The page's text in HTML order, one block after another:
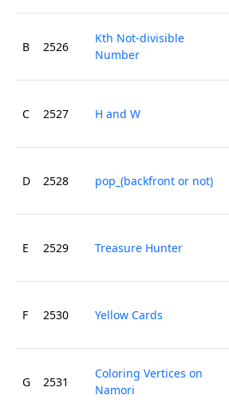
B 2526
Kth Not-divisible
Number
C 2527 H and W
D 2528 pop_(backfront or not)
E 2529 Treasure Hunter
F 2530 Yellow Cards
G 2531
Coloring Vertices on
Namori